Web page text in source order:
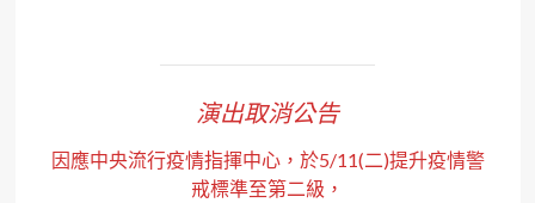
演出取消公告
因應中央流行疫情指揮中心，於5/11(二)提升疫情警
戒標準至第二級，